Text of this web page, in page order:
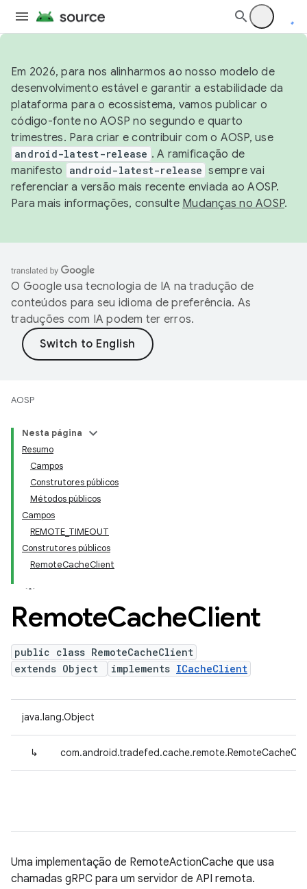
Em 2026, para nos alinharmos ao nosso modelo de
desenvolvimento estável e garantir a estabilidade da
plataforma para o ecossistema, vamos publicar o
código-fonte no AOSP no segundo e quarto
trimestres. Para criar e contribuir com o AOSP, use
android-latest-release . A ramificação de
manifesto
android-latest-release sempre vai
referenciar a versão mais recente enviada ao AOSP.
Para mais informações, consulte Mudanças no AOSP.
O Google usa tecnologia de IA na tradução de
conteúdos para seu idioma de preferência. As
traduções com IA podem ter erros.
AOSP
Nesta página
Resumo
Campos
Construtores públicos
Métodos públicos
Campos
REMOTE_TIMEOUT
Construtores públicos
RemoteCacheClient
RemoteCacheClient
public class RemoteCacheClient
extends Object
implements ICacheClient
java.lang.Object
↳
Uma implementação de RemoteActionCache que usa
chamadas gRPC para um servidor de API remota.